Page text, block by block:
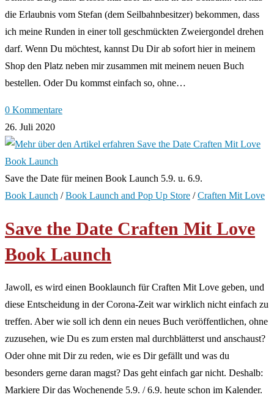
die Erlaubnis vom Stefan (dem Seilbahnbesitzer) bekommen, dass
ich meine Runden in einer toll geschmückten Zweiergondel drehen
darf. Wenn Du möchtest, kannst Du Dir ab sofort hier in meinem
Shop den Platz neben mir zusammen mit meinem neuen Buch
bestellen. Oder Du kommst einfach so, ohne…
0 Kommentare
26. Juli 2020
Save the Date für meinen Book Launch 5.9. u. 6.9.
Book Launch /Book Launch and Pop Up Store /Craften Mit Love
Save the Date Craften Mit Love
Book Launch
Jawoll, es wird einen Booklaunch für Craften Mit Love geben, und
diese Entscheidung in der Corona-Zeit war wirklich nicht einfach zu
treffen. Aber wie soll ich denn ein neues Buch veröffentlichen, ohne
zuzusehen, wie Du es zum ersten mal durchblätterst und anschaust?
Oder ohne mit Dir zu reden, wie es Dir gefällt und was du
besonders gerne daran magst? Das geht einfach gar nicht. Deshalb:
Markiere Dir das Wochenende 5.9. / 6.9. heute schon im Kalender.